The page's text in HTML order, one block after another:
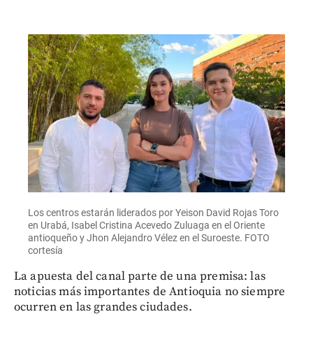
Los centros estarán liderados por Yeison David Rojas Toro
en Urabá, Isabel Cristina Acevedo Zuluaga en el Oriente
antioqueño y Jhon Alejandro Vélez en el Suroeste. FOTO
cortesía
La apuesta del canal parte de una premisa: las
noticias más importantes de Antioquia no siempre
ocurren en las grandes ciudades.